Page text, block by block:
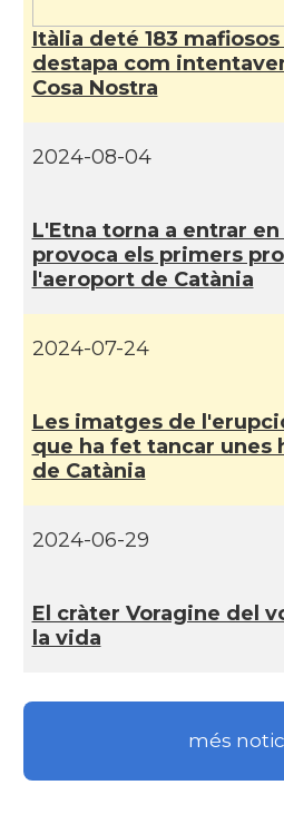
Itàlia deté 183
destapa com
Cosa Nostra
2024-08-04
L'Etna torna a entrar
provoca els primers
l'aeroport de Catània
2024-07-24
Les imatges de
que ha fet tancar unes
de Catània
2024-06-29
El cràter Voragine del
la vida
més